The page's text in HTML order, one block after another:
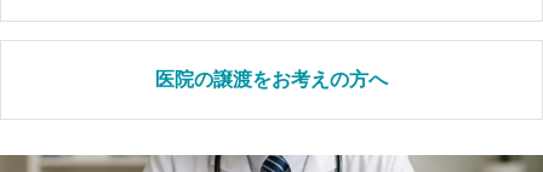
医院の譲渡をお考えの方へ